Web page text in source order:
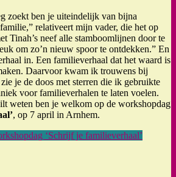
zoekt ben je uiteindelijk van bijna
relativeert mijn vader, die het op
Tinah’s neef alle stamboomlijnen door te
om zo’n nieuw spoor te ontdekken.” En
in. Een familieverhaal dat het waard is
Daarvoor kwam ik trouwens bij
je de doos met sterren die ik gebruikte
voor familieverhalen te laten voelen.
weten ben je welkom op de workshopdag
, op 7 april in Arnhem.
‘Schrijf je familieverhaal’